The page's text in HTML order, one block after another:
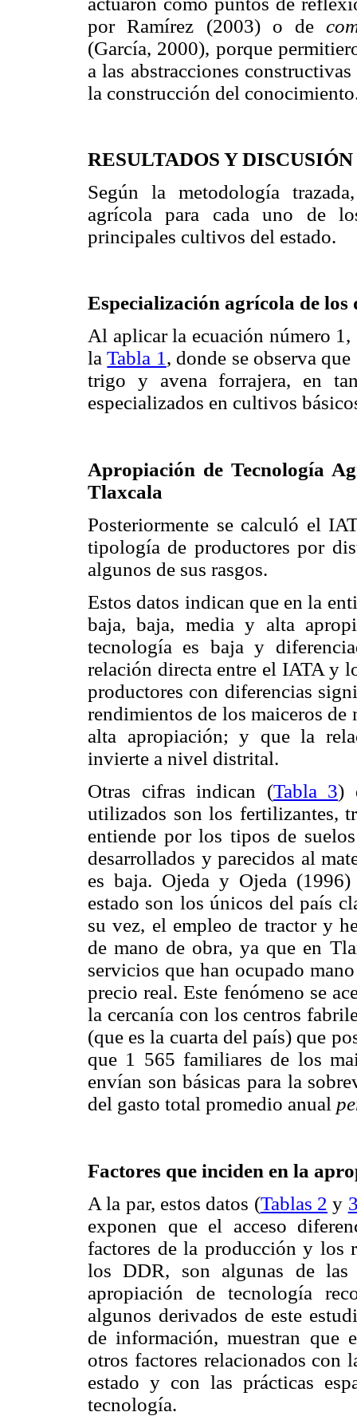
por Ramírez (2003) o de
(García, 2000), porque
a las abstracciones
la construcción del
RESULTADOS Y DISCUSIÓN
Según la metodología
agrícola para cada uno de
principales cultivos del estado.
Especialización agrícola de
Al aplicar la ecuación número
laTabla 1, donde se observa
trigo y avena forrajera, en
especializados en cultivos
Apropiación de Tecnología
Tlaxcala
Posteriormente se calculó el
tipología de productores por
algunos de sus rasgos.
Estos datos indican que en la
baja, baja, media y alta
tecnología es baja y
relación directa entre el IATA y
productores con diferencias
rendimientos de los maiceros de
alta apropiación; y que la
invierte a nivel distrital.
Otras cifras indican (Tabla 3)
utilizados son los fertilizantes,
entiende por los tipos de
desarrollados y parecidos al
es baja. Ojeda y Ojeda
estado son los únicos del país
su vez, el empleo de tractor y
de mano de obra, ya que en
servicios que han ocupado
precio real. Este fenómeno se
la cercanía con los centros
(que es la cuarta del país) que
que 1 565 familiares de los
envían son básicas para la
del gasto total promedio anual
Factores que inciden en la
A la par, estos datos (Tablas 2 y
exponen que el acceso
factores de la producción y los
los DDR, son algunas de
apropiación de tecnología
algunos derivados de este
de información, muestran que
otros factores relacionados con
estado y con las prácticas
tecnología.